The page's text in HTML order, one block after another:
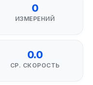
0
ИЗМЕРЕНИЙ
0.0
СР. СКОРОСТЬ